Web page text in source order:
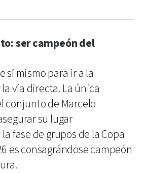
ser campeón del
sí mismo para ir a la
vía directa. La única
conjunto de Marcelo
su lugar
fase de grupos de la Copa
es consagrándose campeón